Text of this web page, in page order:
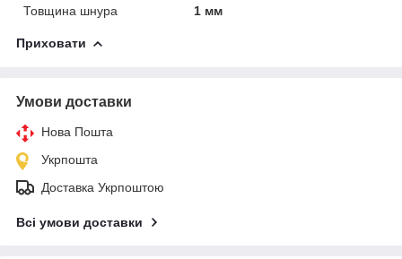
Товщина шнура
1 мм
Приховати
Умови доставки
Нова Пошта
Укрпошта
Доставка Укрпоштою
Всі умови доставки